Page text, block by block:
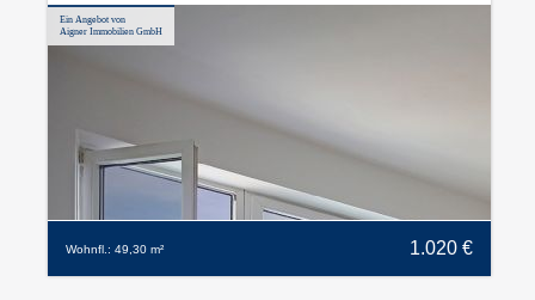
Ein Angebot von
Aigner Immobilien GmbH
Wohnfl.: 49,30 m² 1.020 €